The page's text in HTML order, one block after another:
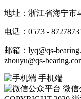
地址：浙江省海宁市
电话：0573 -
邮箱：lyq@qs-
zhouyu@qs-
手机端
微信